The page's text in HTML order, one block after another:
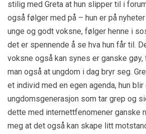
stilig med Greta at hun slipper til i
også følger med på – hun er på
unge og godt voksne, følger henne i
det er spennende å se hva hun får til.
voksne også kan synes er ganske
man også at ungdom i dag bryr seg.
et individ med en egen agenda, hun
ungdomsgenerasjon som tar grep og
dette med internettfenomener ganske
meg at det også kan skape litt